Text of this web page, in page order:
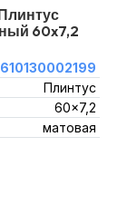
60x7,2
610130002199
Плинтус
60x7,2
матовая